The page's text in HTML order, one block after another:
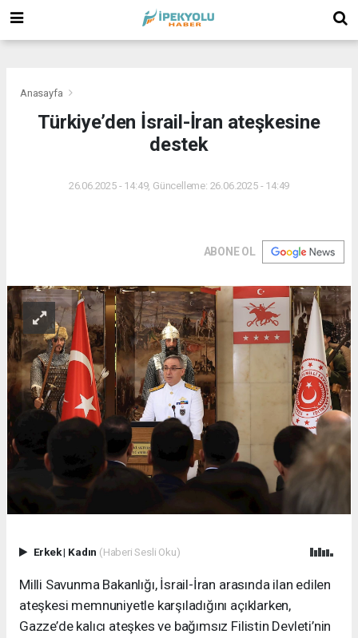
Anasayfa
Türkiye’den İsrail-İran ateşkesine
destek
26.06.2025 - 14:49, Güncelleme: 26.06.2025 - 14:49
ABONE OL
Erkek| Kadın (Haberi Sesli Oku)
Milli Savunma Bakanlığı, İsrail-İran arasında ilan edilen
ateşkesi memnuniyetle karşıladığını açıklarken,
Gazze’de kalıcı ateşkes ve bağımsız Filistin Devleti’nin